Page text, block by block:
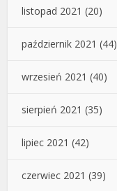
listopad 2021 (20)
październik 2021 (44)
wrzesień 2021 (40)
sierpień 2021 (35)
lipiec 2021 (42)
czerwiec 2021 (39)